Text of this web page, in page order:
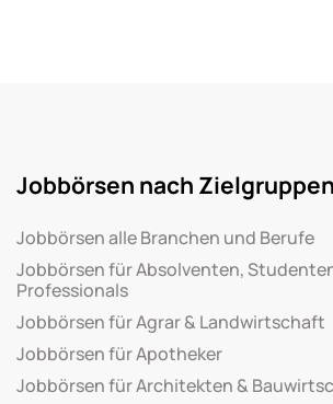
Jobbörsen nach Zielgruppen
Jobbörsen alle Branchen und Berufe
Jobbörsen für Absolventen,
Professionals
Jobbörsen für Agrar & Landwirtschaft
Jobbörsen für Apotheker
Jobbörsen für Architekten &